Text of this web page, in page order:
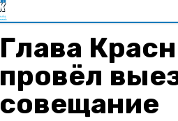
Глава
провёл
совещание